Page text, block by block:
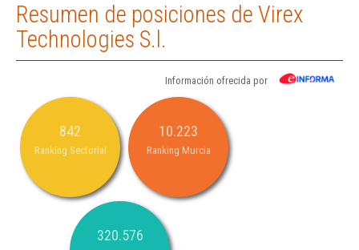
Resumen de posiciones de Virex
Technologies S.l.
Información ofrecida por
842
Ranking Sectorial
10.223
Ranking Murcia
320.576